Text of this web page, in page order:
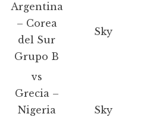
Argentina
– Corea
del Sur
Grupo B
Sky
vs
Grecia –
Nigeria
Sky